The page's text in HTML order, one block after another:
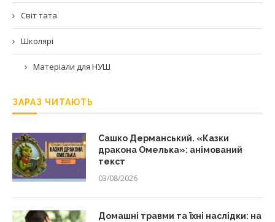
Світ тата
Школярі
Матеріали для НУШ
ЗАРАЗ ЧИТАЮТЬ
Сашко Дерманський. «Казки
дракона Омелька»: анімований
текст
03/08/2026
Домашні травми та їхні наслідки: на